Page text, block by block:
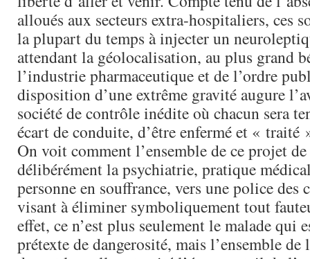
alloués aux secteurs extra-hospitaliers, ces
la plupart du temps à injecter un
attendant la géolocalisation, au plus grand
l’industrie pharmaceutique et de l’ordre
disposition d’une extrême gravité augure
société de contrôle inédite où chacun sera
écart de conduite, d’être enfermé et « traité
On voit comment l’ensemble de ce projet
délibérément la psychiatrie, pratique
personne en souffrance, vers une police des
visant à éliminer symboliquement tout
effet, ce n’est plus seulement le malade qui
prétexte de dangerosité, mais l’ensemble